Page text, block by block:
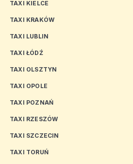
TAXI KIELCE
TAXI KRAKÓW
TAXI LUBLIN
TAXI ŁÓDŹ
TAXI OLSZTYN
TAXI OPOLE
TAXI POZNAŃ
TAXI RZESZÓW
TAXI SZCZECIN
TAXI TORUŃ